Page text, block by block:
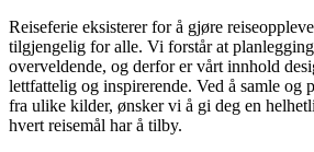
Reiseferie eksisterer for å gjøre
tilgjengelig for alle. Vi forstår at
overveldende, og derfor er vårt innhold
lettfattelig og inspirerende. Ved å samle og
fra ulike kilder, ønsker vi å gi deg en
hvert reisemål har å tilby.